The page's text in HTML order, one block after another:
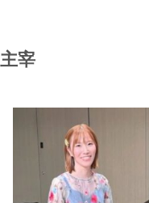
主宰